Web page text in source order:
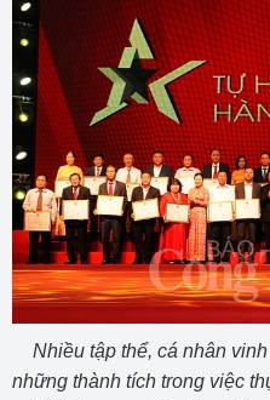
Nhiều tập thể, cá nhân
những thành tích trong việc